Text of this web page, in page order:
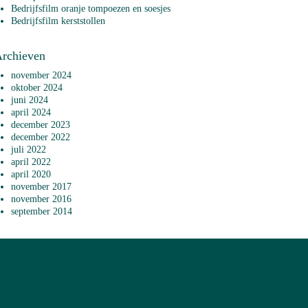
Bedrijfsfilm oranje tompoezen en soesjes
Bedrijfsfilm kerststollen
november 2024
oktober 2024
juni 2024
april 2024
december 2023
december 2022
juli 2022
april 2022
april 2020
november 2017
november 2016
september 2014